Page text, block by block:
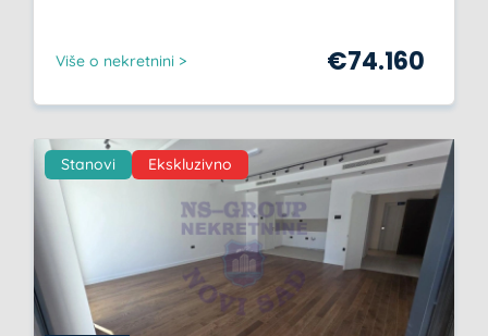
Više o nekretnini > €74.160
Stanovi Ekskluzivno